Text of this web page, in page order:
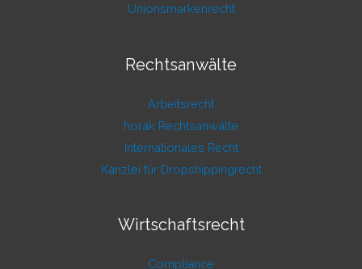
Unionsmarkenrecht
Rechtsanwälte
Arbeitsrecht
horak Rechtsanwälte
Internationales Recht
Kanzlei für Dropshippingrecht
Wirtschaftsrecht
Compliance